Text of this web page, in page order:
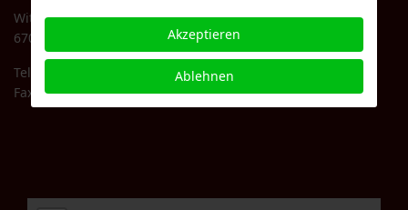
Wittelsbachstr. 75
67061 Ludwigshafen
Tel.: +49 (621) 56 53 00
Fax: +49 (621) 58 89 793
Akzeptieren
Ablehnen